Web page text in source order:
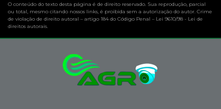
O conteúdo do texto desta página é de direito reservado. Sua reprodução, parcial
ou total, mesmo citando nossos links, é proibida sem a autorização do autor. Crime
de violação de direito autoral – artigo 184 do Código Penal – Lei 9610/98 - Lei de
direitos autorais.